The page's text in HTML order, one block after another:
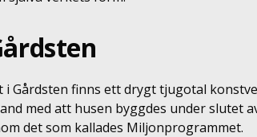
i Gårdsten finns ett drygt tjugotal
med att husen byggdes under slutet
det som kallades Miljonprogrammet.